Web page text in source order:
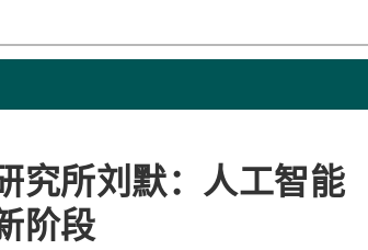
究所刘默：人工智能
阶段